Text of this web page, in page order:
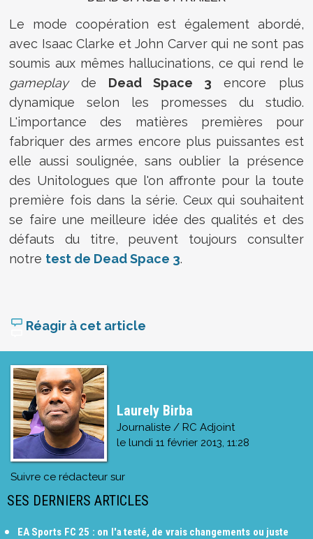
Le mode coopération est également abordé,
avec Isaac Clarke et John Carver qui ne sont pas
soumis aux mêmes hallucinations, ce qui rend le
gameplayde Dead Space 3 encore plus
dynamique selon les promesses du studio.
L'importance des matières premières pour
fabriquer des armes encore plus puissantes est
elle aussi soulignée, sans oublier la présence
des Unitologues que l'on affronte pour la toute
première fois dans la série. Ceux qui souhaitent
se faire une meilleure idée des qualités et des
défauts du titre, peuvent toujours consulter
notre test de Dead Space 3.
Réagir à cet article
Laurely Birba
Journaliste / RC Adjoint
le lundi 11 février 2013, 11:28
Suivre ce rédacteur sur
SES DERNIERS ARTICLES
EA Sports FC 25 : on l'a testé, de vrais changements ou juste